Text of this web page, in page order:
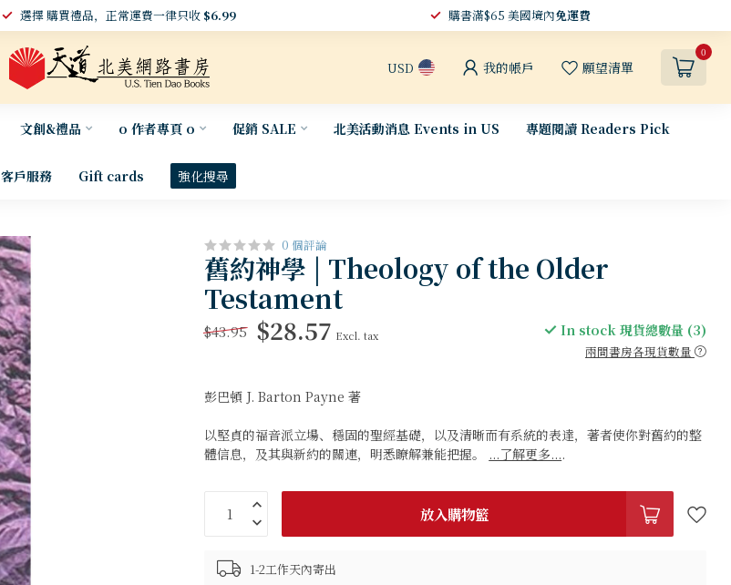
選擇 購買禮品，正常運費一律只收 $6.99 購書滿$65 美國境內免運費
USD 我的帳戶 願望清單
0
文創&禮品 o 作者專頁 o 促銷 SALE 北美活動消息 Events in US 專題閱讀 Readers Pick
客戶服務 Gift cards 強化搜尋
0 個評論
舊約神學 | Theology of the Older
Testament
$43.95 $28.57 Excl. tax In stock 現貨總數量 (3)
兩間書房各現貨數量
彭巴頓 J. Barton Payne 著
以堅貞的福音派立場、穩固的聖經基礎，以及清晰而有系統的表達，著者使你對舊約的整
體信息，及其與新約的關連，明悉瞭解兼能把握。 ...了解更多....
放入購物籃
1-2工作天內寄出